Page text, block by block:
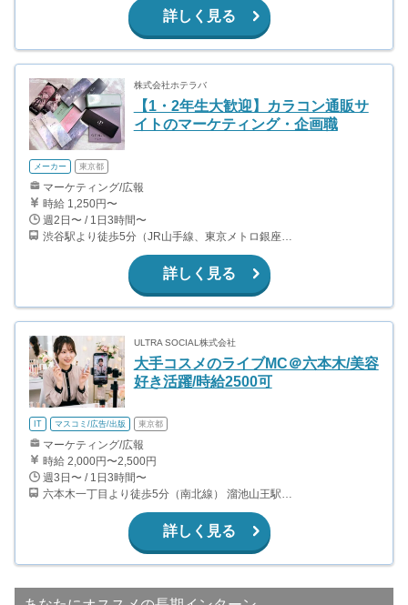
詳しく見る
株式会社ホテラバ
【1・2年生大歓迎】カラコン通販サ
イトのマーケティング・企画職
メーカー 東京都
マーケティング/広報
時給 1,250円〜
週2日〜 / 1日3時間〜
渋谷駅より徒歩5分（JR山手線、東京メトロ銀座・半蔵門・副都心線）
詳しく見る
ULTRA SOCIAL株式会社
大手コスメのライブMC＠六本木/美容
好き活躍/時給2500可
IT マスコミ/広告/出版 東京都
マーケティング/広報
時給 2,000円〜2,500円
週3日〜 / 1日3時間〜
六本木一丁目より徒歩5分（南北線） 溜池山王駅より徒歩10分（銀座線） 六本木駅より徒歩12分（日比谷線）
詳しく見る